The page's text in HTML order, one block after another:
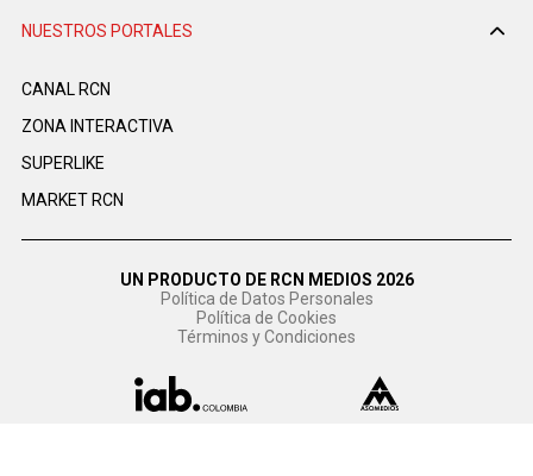
NUESTROS PORTALES
CANAL RCN
ZONA INTERACTIVA
SUPERLIKE
MARKET RCN
UN PRODUCTO DE RCN MEDIOS 2026
Política de Datos Personales
Política de Cookies
Términos y Condiciones